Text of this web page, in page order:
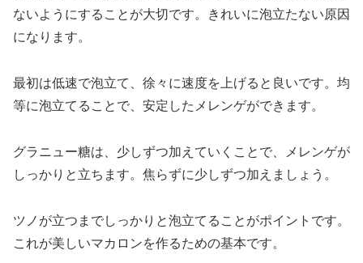
ないようにすることが大切です。きれいに泡立たない原因
になります。
最初は低速で泡立て、徐々に速度を上げると良いです。均
等に泡立てることで、安定したメレンゲができます。
グラニュー糖は、少しずつ加えていくことで、メレンゲが
しっかりと立ちます。焦らずに少しずつ加えましょう。
ツノが立つまでしっかりと泡立てることがポイントです。
これが美しいマカロンを作るための基本です。